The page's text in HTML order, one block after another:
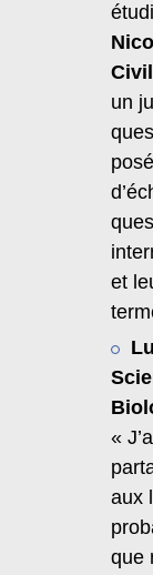
un
et
«
aux
que